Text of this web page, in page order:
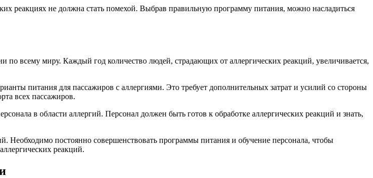
реакциях не должна стать помехой. Выбрав правильную программу питания, можно насладиться
по всему миру. Каждый год количество людей, страдающих от аллергических реакций, увеличивается,
питания для пассажиров с аллергиями. Это требует дополнительных затрат и усилий со стороны
всех пассажиров.
в области аллергий. Персонал должен быть готов к обработке аллергических реакций и знать,
Необходимо постоянно совершенствовать программы питания и обучение персонала, чтобы
реакций.